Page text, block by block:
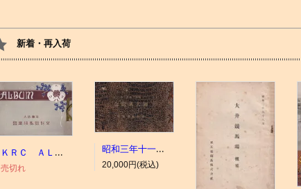
新着・再入荷
ＫＲＣ ＡＬＢＵＭ（京都競馬場写真帖）
売切れ
昭和三年十一月 御大典記念
20,000円(税込)